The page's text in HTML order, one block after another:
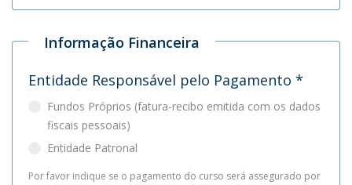
Informação Financeira
Entidade Responsável pelo Pagamento *
Fundos Próprios (fatura-recibo emitida com os dados
fiscais pessoais)
Entidade Patronal
Por favor indique se o pagamento do curso será assegurado por